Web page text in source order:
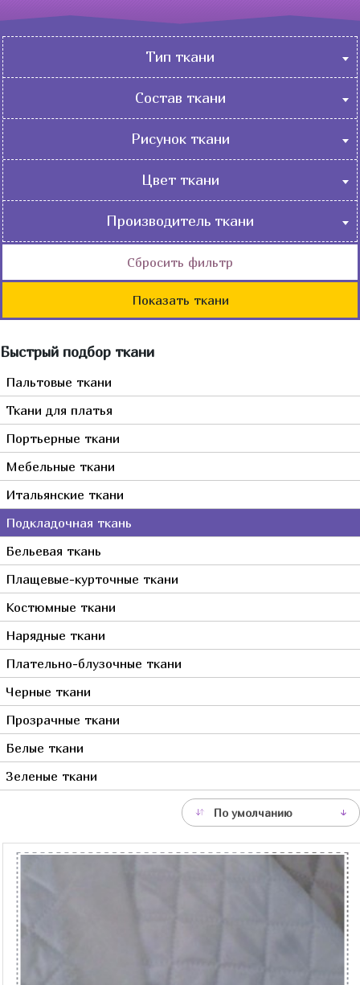
Тип ткани
Пальтовые
Плательно-блузочные
Плащевые-курточные
Подкладочные
Мебельные
Состав ткани
Рисунок ткани
Градиент
Однотонные
Растительный
Полосы, волны
Камуфляж
Клетка
Цвет ткани
Бордовый
Горчичный
Желтый
Зеленый
Золотой
Коралловый
Коричневый
Красный
Мультиколор
Оранжевый
Прозрачный
Розовый
Серебрянный
Серый
Синий
Фиолетовый
Фуксия
Хаки
Черный
Сиреневый
Производитель ткани
Россия
Франция
Турция
Испания
Китай
Индонезия
Пакистан
Корея
Тайвань
Сбросить фильтр
Показать ткани
Быстрый подбор ткани
Пальтовые ткани
Ткани для платья
Портьерные ткани
Мебельные ткани
Итальянские ткани
Подкладочная ткань
Бельевая ткань
Плащевые-курточные ткани
Костюмные ткани
Нарядные ткани
Плательно-блузочные ткани
Черные ткани
Прозрачные ткани
Белые ткани
Зеленые ткани
По умолчанию